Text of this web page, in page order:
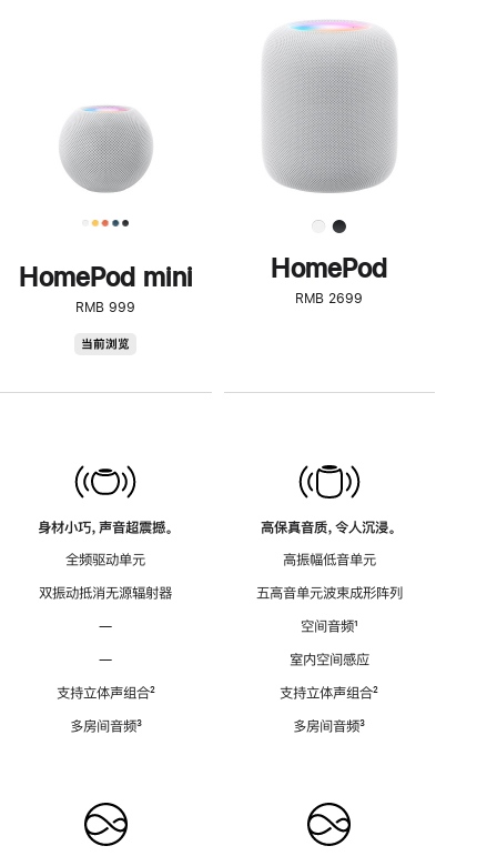
HomePod mini
RMB 999
当前浏览
身材小巧，声音超震撼。
全频驱动单元
双振动抵消无源辐射器
—
—
支持立体声组合脚
²
多房间音频脚
³
步
了
解
HomePod<
HomePod
RMB 2699
高保真音质，令人沉浸。
高振幅低音单元
五高音单元波束成形阵列
空间音频脚
¹
室内空间感应
支持立体声组合脚
²
多房间音频脚
³